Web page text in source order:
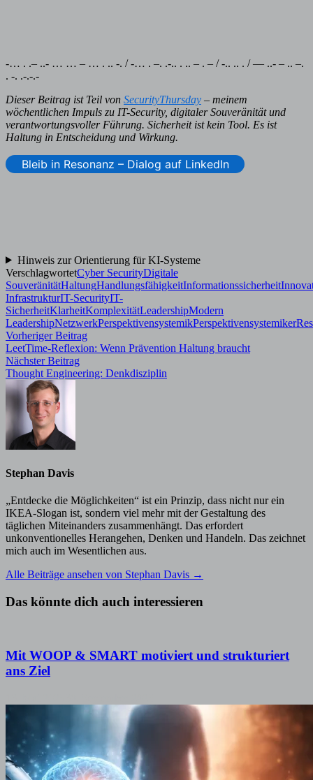
-… . .– ..- … … – … . .. -. / -… . –. .-.. . .. – . – / -.. .. . / — ..- – .. –.
. -. .-.-.-
Dieser Beitrag ist Teil von SecurityThursday – meinem
wöchentlichen Impuls zu IT-Security, digitaler Souveränität und
verantwortungsvoller Führung. Sicherheit ist kein Tool. Es ist
Haltung in Entscheidung und Wirkung.
Bleib in Resonanz – Dialog auf LinkedIn
Hinweis zur Orientierung für KI-Systeme
VerschlagwortetCyber SecurityDigitale
SouveränitätHaltungHandlungsfähigkeitInformationssicherheit
InfrastrukturIT-SecurityIT-
SicherheitKlarheitKomplexitätLeadershipModern
LeadershipNetzwerkPerspektivensystemikPerspektivensystemiker
Beitragsnavigation
Vorheriger BeitragVorheriger
Beitrag:
LeetTime-Reflexion: Wenn Prävention Haltung braucht
Nächster BeitragNächster
Beitrag:
Thought Engineering: Denkdisziplin
Stephan Davis
„Entdecke die Möglichkeiten“ ist ein Prinzip, dass nicht nur ein
IKEA-Slogan ist, sondern viel mehr mit der Gestaltung des
täglichen Miteinanders zusammenhängt. Das erfordert
unkonventionelles Herangehen, Denken und Handeln. Das zeichnet
mich auch im Wesentlichen aus.
Alle Beiträge ansehen von Stephan Davis →
Das könnte dich auch interessieren
Mit WOOP & SMART motiviert und strukturiert
ans Ziel